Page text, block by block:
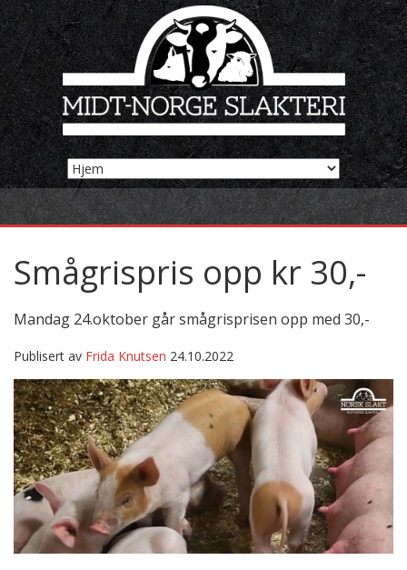
Smågrispris opp kr 30,-
Mandag 24.oktober går smågrisprisen opp med 30,-
Publisert av Frida Knutsen 24.10.2022